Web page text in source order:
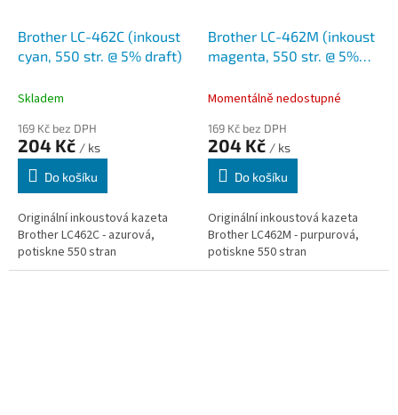
Brother LC-462C (inkoust
cyan, 550 str. @ 5% draft)
Skladem
169 Kč bez DPH
204 Kč / ks
Do košíku
Originální inkoustová kazeta
Brother LC462C - azurová,
potiskne 550 stran
Brother LC-462M (inkoust
magenta, 550 str. @ 5%
Momentálně nedostupné
169 Kč bez DPH
204 Kč / ks
Do košíku
Originální inkoustová kazeta
Brother LC462M - purpurová,
potiskne 550 stran